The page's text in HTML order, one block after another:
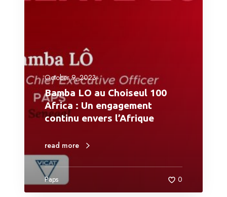
October 9, 2023
Bamba LO au Choiseul 100
Africa : Un engagement
continu envers l’Afrique
read more
Paps 0